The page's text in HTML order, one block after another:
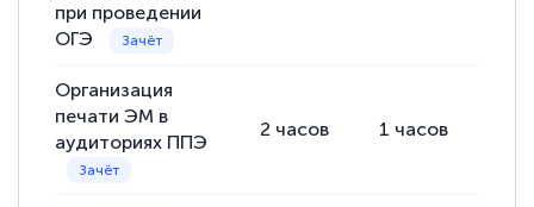
12 марта 2026
вежливое сопровождение! Всё чётко и
понятно! Проходила повышение
квалификации. Ещё раз - СПАСИБО!
при проведении
ОГЭ
Организация
печати ЭМ в
аудиториях ППЭ
2 часов 1 часов